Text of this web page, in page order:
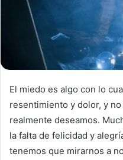
El miedo es algo con lo
resentimiento y dolor, y
realmente deseamos.
la falta de felicidad y
tenemos que mirarnos a